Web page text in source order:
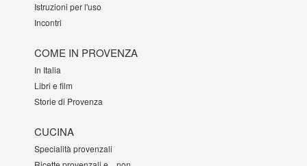
Istruzioni per l'uso
Incontri
COME IN PROVENZA
In Italia
Libri e film
Storie di Provenza
CUCINA
Specialità provenzali